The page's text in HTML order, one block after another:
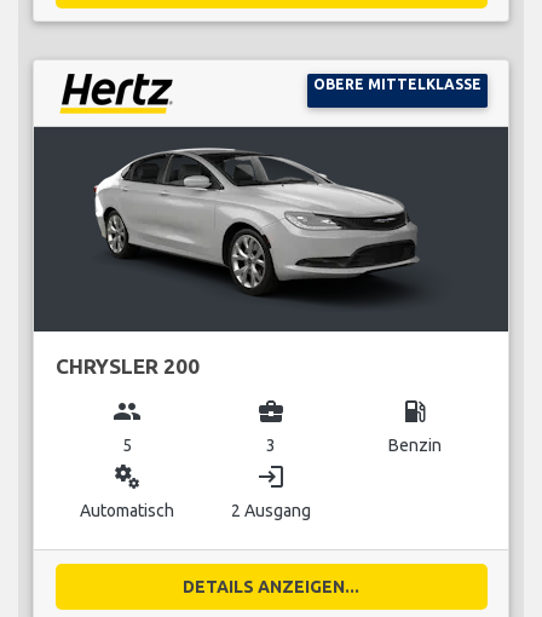
OBERE MITTELKLASSE
CHRYSLER 200
group
5
business_center
3
local_gas_station
Benzin
miscellaneous_services
Automatisch
login
2 Ausgang
DETAILS ANZEIGEN...